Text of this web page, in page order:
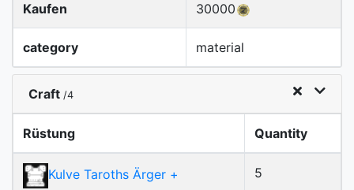
Kaufen 30000
category material
Craft /4
Rüstung Quantity
Kulve Taroths Ärger + 5